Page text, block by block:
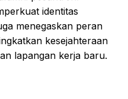
identitas
menegaskan peran
kesejahteraan
lapangan kerja baru.